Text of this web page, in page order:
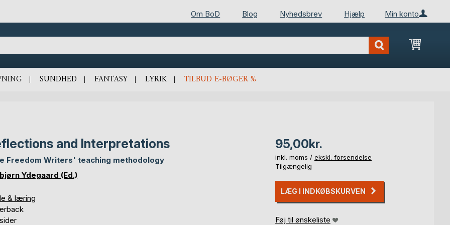
Min konto
Om BoD Blog Nyhedsbrev Hjælp
Min
SUNDHED FANTASY LYRIK TILBUD E-BØGER %
and Interpretations
Freedom Writers' teaching methodology
Ydegaard (Ed.)
& læring
95,00kr.
inkl. moms / ekskl. forsendelse
Tilgængelig
LÆG I INDKØBSKURVEN
Føj til ønskeliste